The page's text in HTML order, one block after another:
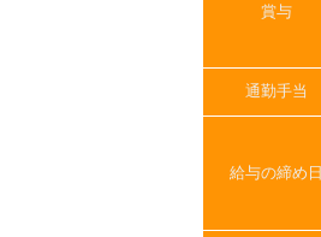
賞与
通勤手当
給与の締め日